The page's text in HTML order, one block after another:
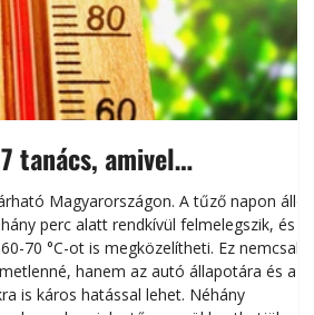
tanács, amivel
a nyári károktól
Magyarországon. A tűző napon álló
perc alatt rendkívül felmelegszik, és
70 °C-ot is megközelítheti. Ez nemcsak
hanem az autó állapotára és a
is káros hatással lehet. Néhány